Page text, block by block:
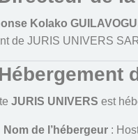
Kolako GUILAVOGUI
de JURIS UNIVERS
JURIS UNIVERS est
Nom de l’hébergeur: